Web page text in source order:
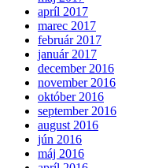
apríl 2017
marec 2017
február 2017
január 2017
december 2016
november 2016
október 2016
september 2016
august 2016
jún 2016
máj 2016